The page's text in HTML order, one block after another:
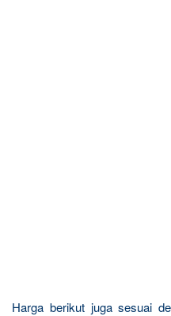
Harga berikut juga sesuai